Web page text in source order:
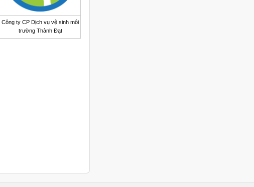
Công ty CP Dịch vụ vệ sinh môi
trường Thành Đạt